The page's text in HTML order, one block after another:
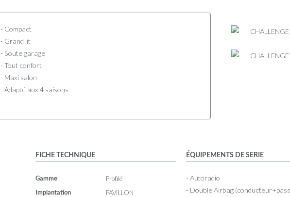
- Compact
- Grand lit
- Soute garage
- Tout confort
- Maxi salon
- Adapté aux 4 saisons
FICHE TECHNIQUE
Gamme Profilé
Implantation PAVILLON
ÉQUIPEMENTS DE SERIE
- Autoradio
- Double Airbag